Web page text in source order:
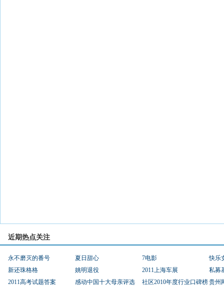
近期热点关注
永不磨灭的番号 夏日甜心 7电影
快乐
新还珠格格
姚明退役 2011上海车展
私募
2011高考试题答案
感动中国十大母亲评选 社区2010年度行业口碑榜贵州